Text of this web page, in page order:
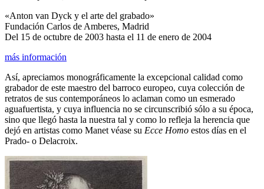
«Anton van Dyck y el arte del grabado»
Fundación Carlos de Amberes, Madrid
Del 15 de octubre de 2003 hasta el 11 de enero de 2004
más información
Así, apreciamos monográficamente la excepcional calidad como
grabador de este maestro del barroco europeo, cuya colección de
retratos de sus contemporáneos lo aclaman como un esmerado
aguafuertista, y cuya influencia no se circunscribió sólo a su época,
sino que llegó hasta la nuestra tal y como lo refleja la herencia que
dejó en artistas como Manet véase su Ecce Homo estos días en el
Prado- o Delacroix.